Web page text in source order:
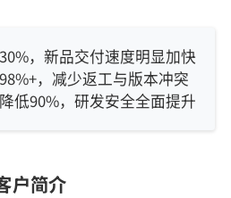
，新品交付速度明显加快
，减少返工与版本冲突
低90%，研发安全全面提升
户简介